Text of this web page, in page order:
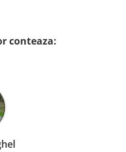
conteaza: